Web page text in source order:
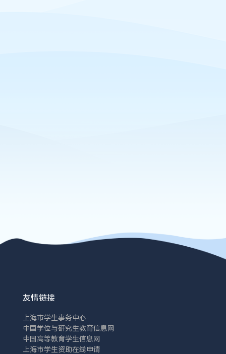
友情链接
上海市学生事务中心
中国学位与研究生教育信息网
中国高等教育学生信息网
上海市学生资助在线申请